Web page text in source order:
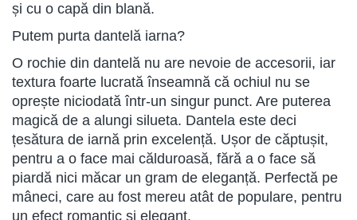
și cu o capă din blană.
Putem purta dantelă iarna?
O rochie din dantelă nu are nevoie de accesorii, iar
textura foarte lucrată înseamnă că ochiul nu se
oprește niciodată într-un singur punct. Are puterea
magică de a alungi silueta. Dantela este deci
țesătura de iarnă prin excelență. Ușor de căptușit,
pentru a o face mai călduroasă, fără a o face să
piardă nici măcar un gram de eleganță. Perfectă pe
mâneci, care au fost mereu atât de populare, pentru
un efect romantic și elegant.